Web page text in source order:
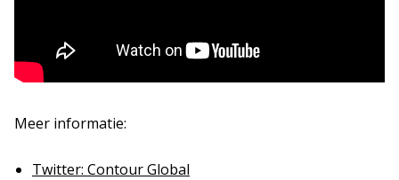
Meer informatie:
Twitter: Contour Global